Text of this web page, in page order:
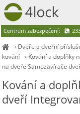
› Dveře a dveřní
kování › Kování a doplňky
na dveře Samozavírače
Kování a
dveří
Centrum zabezpečení: